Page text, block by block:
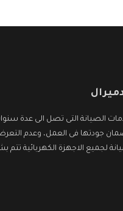
الصيانة التى تصل الى عدة
لضمان جودتها فى العمل، وعدم
لجميع الاجهزة الكهربائية